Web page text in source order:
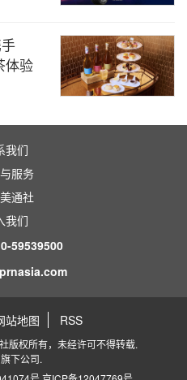
体验
我们
服务
通社
我们
59539500
站地图 RSS
版权所有，未经许可不得转载.
旗下公司.